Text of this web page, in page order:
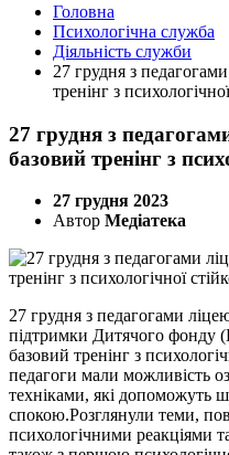
Головна
Психологічна служба
Діяльність служби
27 грудня з
тренінг з
27 грудня з
базовий тренінг з
27 грудня 2023
Автор Медіатека
27 грудня з педагогами
підтримки Дитячого
базовий тренінг з
педагоги мали можливість
техніками, які допоможуть
спокою.Розглянули теми,
психологічними реакціями